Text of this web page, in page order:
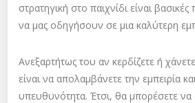
στρατηγική στο παιχνίδι είναι
να μας οδηγήσουν σε μια καλύτερη
Ανεξαρτήτως του αν κερδίζετε ή
είναι να απολαμβάνετε την εμπειρία
υπευθυνότητα. Έτσι, θα μπορέσετε να